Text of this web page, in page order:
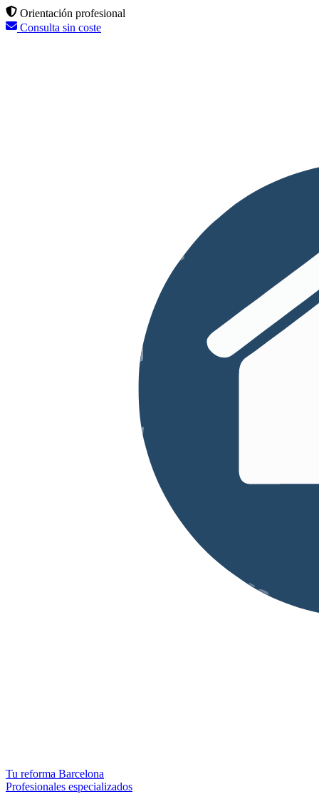
Orientación profesional
Consulta sin coste
Tu reforma Barcelona
Profesionales especializados